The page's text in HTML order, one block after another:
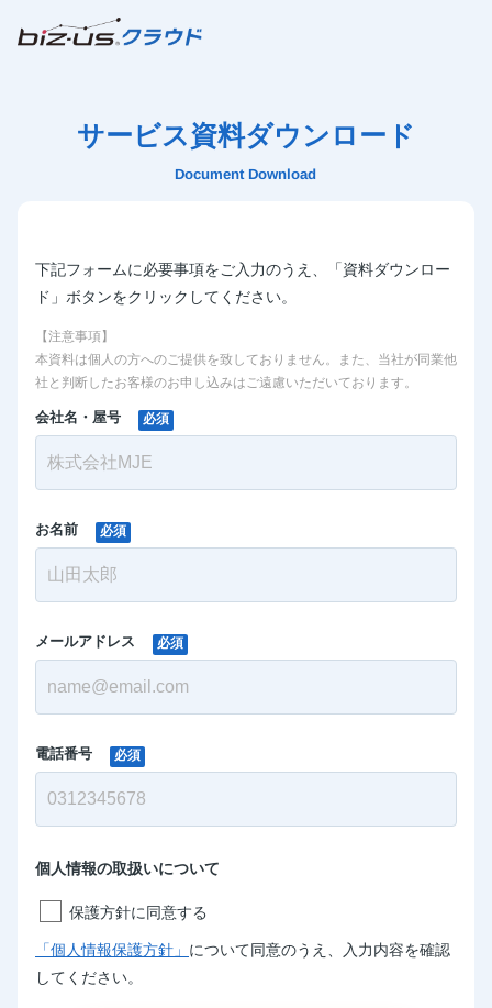
サービス資料ダウンロード
Document Download
下記フォームに必要事項をご入力のうえ、「資料ダウンロー
ド」ボタンをクリックしてください。
【注意事項】
本資料は個人の方へのご提供を致しておりません。また、当社が同業他
社と判断したお客様のお申し込みはご遠慮いただいております。
会社名・屋号 必須
お名前 必須
メールアドレス 必須
電話番号 必須
個人情報の取扱いについて
保護方針に同意する
「個人情報保護方針」 について同意のうえ、入力内容を確認
してください。